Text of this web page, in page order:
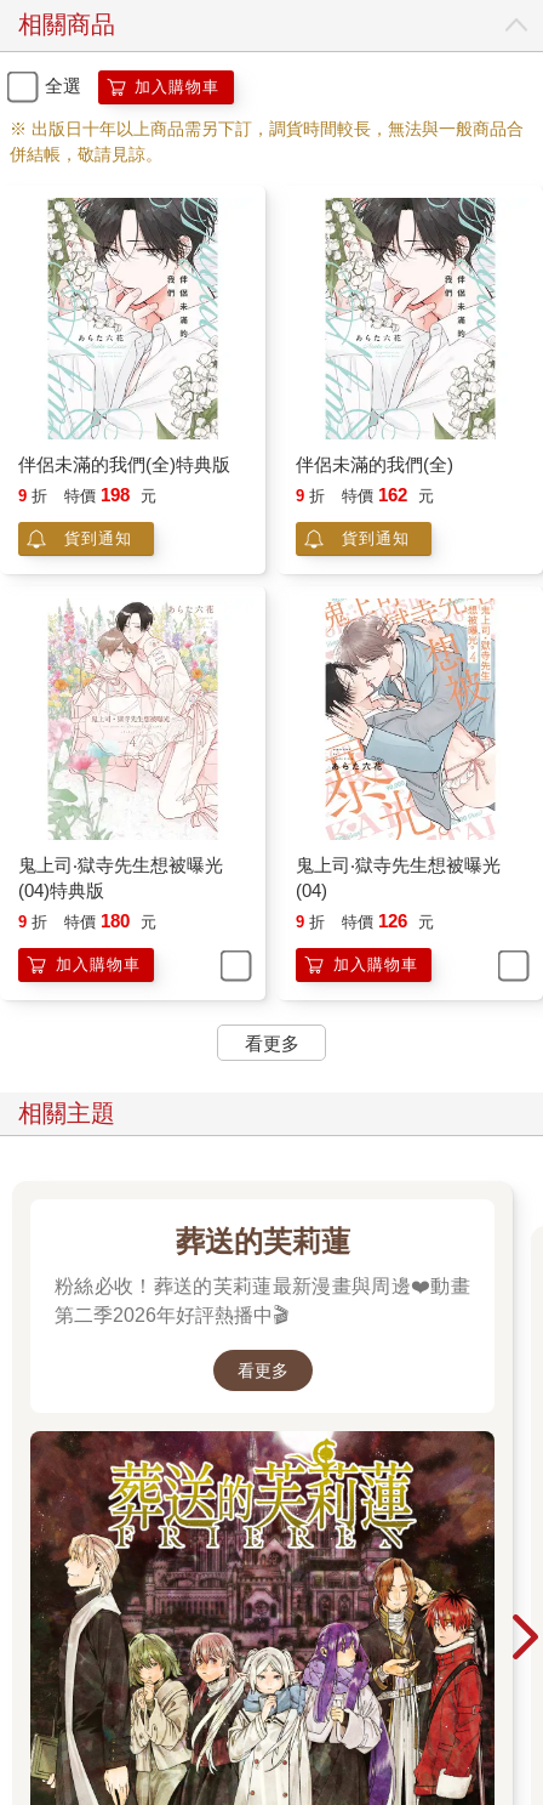
相關商品
全選 加入購物車
※ 出版日十年以上商品需另下訂，調貨時間較長，無法與一般商品合
併結帳，敬請見諒。
伴侶未滿的我們(全)特典版
9 折 特價 198 元
貨到通知
伴侶未滿的我們(全)
9 折 特價 162 元
貨到通知
鬼上司‧獄寺先生想被曝光
(04)特典版
9 折 特價 180 元
加入購物車
鬼上司‧獄寺先生想被曝光
(04)
9 折 特價 126 元
加入購物車
看更多
相關主題
葬送的芙莉蓮
粉絲必收！葬送的芙莉蓮最新漫畫與周邊❤️動畫
第二季2026年好評熱播中🎬
看更多